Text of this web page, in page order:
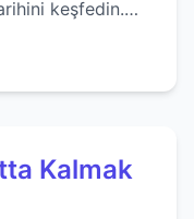
keşfedin.
Kalmak